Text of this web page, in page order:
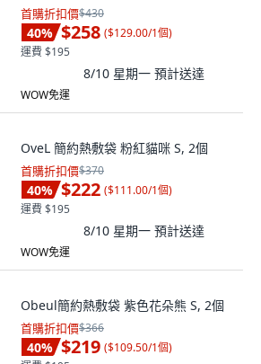
首購折扣價$430
40% $258 ($129.00/1個)
運費 $195
8/10 星期一 預計送達
WOW免運
OveL 簡約熱敷袋 粉紅貓咪 S, 2個
首購折扣價$370
40% $222 ($111.00/1個)
運費 $195
8/10 星期一 預計送達
WOW免運
Obeul簡約熱敷袋 紫色花朵熊 S, 2個
首購折扣價$366
40% $219 ($109.50/1個)